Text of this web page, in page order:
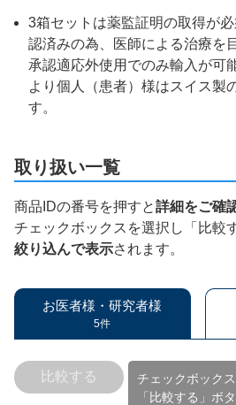
3箱セットは薬監証明の取得が
認済みの為、医師による治療を
承認適応外使用でのみ輸入が可
より個人（患者）様はスイス製
す。
取り扱い一覧
商品IDの番号を押すと詳細をご確
チェックボックスを選択し「比較
絞り込んで表示されます。
お医者様・研究者様
5件
チェックボック
「比較する」ボ
比較する